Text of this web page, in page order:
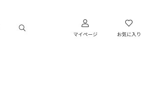
マイページ お気に入り